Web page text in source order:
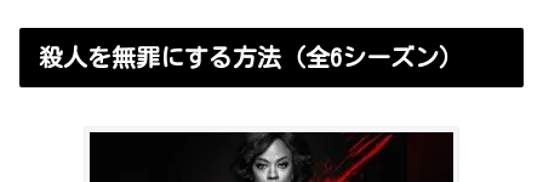
殺人を無罪にする方法（全6シーズン）